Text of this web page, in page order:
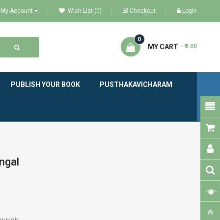
My Account Wish List (0) Checkout Login
MY CART
0
- ₹0.00
PUBLISH YOUR BOOK PUSTHAKAVICHARAM